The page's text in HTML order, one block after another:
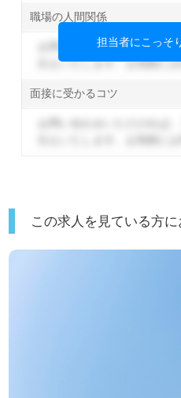
職場の人間関係
お問い合わせいただければ
伝えいたします。お気軽に
面接に受かるコツ
担当者にこっそ
この求人を見ている方